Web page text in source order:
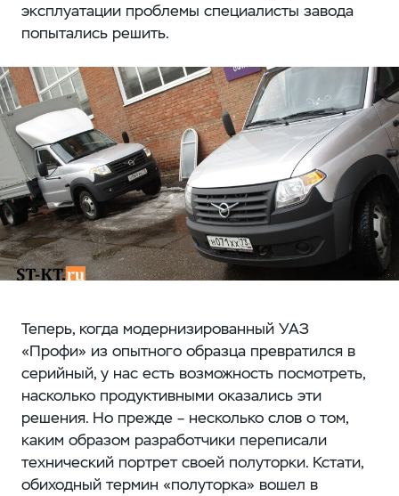
эксплуатации проблемы специалисты завода
попытались решить.
Теперь, когда модернизированный УАЗ
«Профи» из опытного образца превратился в
серийный, у нас есть возможность посмотреть,
насколько продуктивными оказались эти
решения. Но прежде – несколько слов о том,
каким образом разработчики переписали
технический портрет своей полуторки. Кстати,
обиходный термин «полуторка» вошел в